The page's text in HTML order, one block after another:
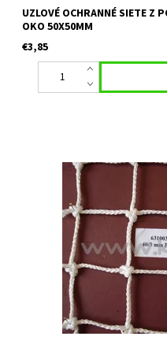
UZLOVÉ OCHRANNÉ SIETE Z
OKO 50X50MM
€3,85
Uzlová ochranná sieť s
priemyselné plochy, skládky,
a multifunkčné ihriská.